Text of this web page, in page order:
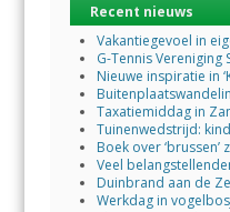
Recent nieuws
Vakantiegevoel in
G-Tennis Vereniging
Nieuwe inspiratie in
Taxatiemiddag in
Tuinenwedstrijd:
Boek over
Veel
Duinbrand aan de
Werkdag in